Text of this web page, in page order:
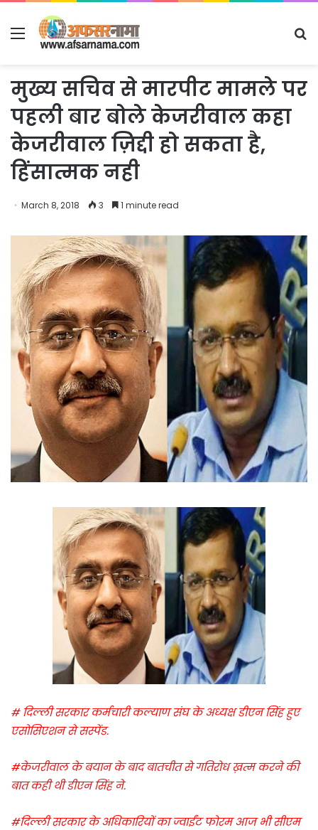
Menu
मुख्य सचिव से मारपीट मामले पर
पहली बार बोले केजरीवाल कहा
केजरीवाल ज़िद्दी हो सकता है,
हिंसात्मक नही
March 8, 2018 3 1 minute read
# दिल्ली सरकार कर्मचारी कल्याण संघ के अध्यक्ष डीएन सिंह हुए
एसोसिएशन से सस्पेंड.
#केजरीवाल के बयान के बाद बातचीत से गतिरोध ख़त्म करने की
बात कही थी डीएन सिंह ने.
#दिल्ली सरकार के अधिकारियों का ज्वाईंट फोरम आज भी सीएम